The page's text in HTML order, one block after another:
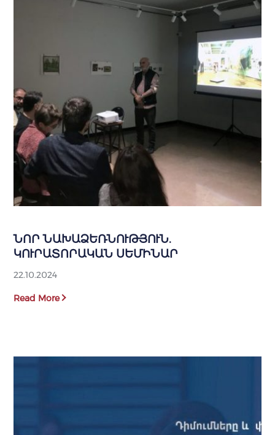
ՆՈՐ ՆԱԽԱՁԵՌՆՈՒԹՅՈՒՆ.
ԿՈՒՐԱՏՈՐԱԿԱՆ ՍԵՄԻՆԱՐ
22.10.2024
Read More